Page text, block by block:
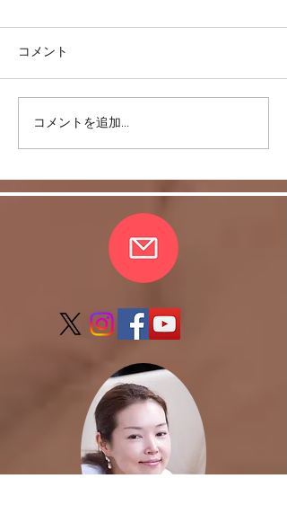
ヒラソル銀座からのお知
らせ/3/13以降の件
コメント
コメントを追加…